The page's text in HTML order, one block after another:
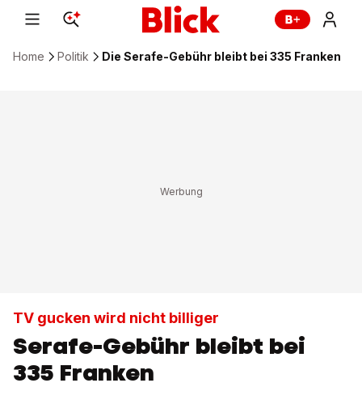
Home Politik Die Serafe-Gebühr bleibt bei 335 Franken
TV gucken wird nicht billiger
Serafe-Gebühr bleibt bei
335 Franken